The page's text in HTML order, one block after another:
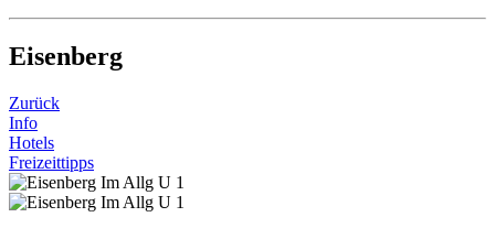
Eisenberg
Zurück
Info
Hotels
Freizeittipps